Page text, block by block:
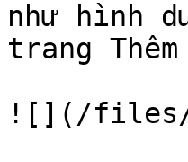
như hình
trang
![](/files/